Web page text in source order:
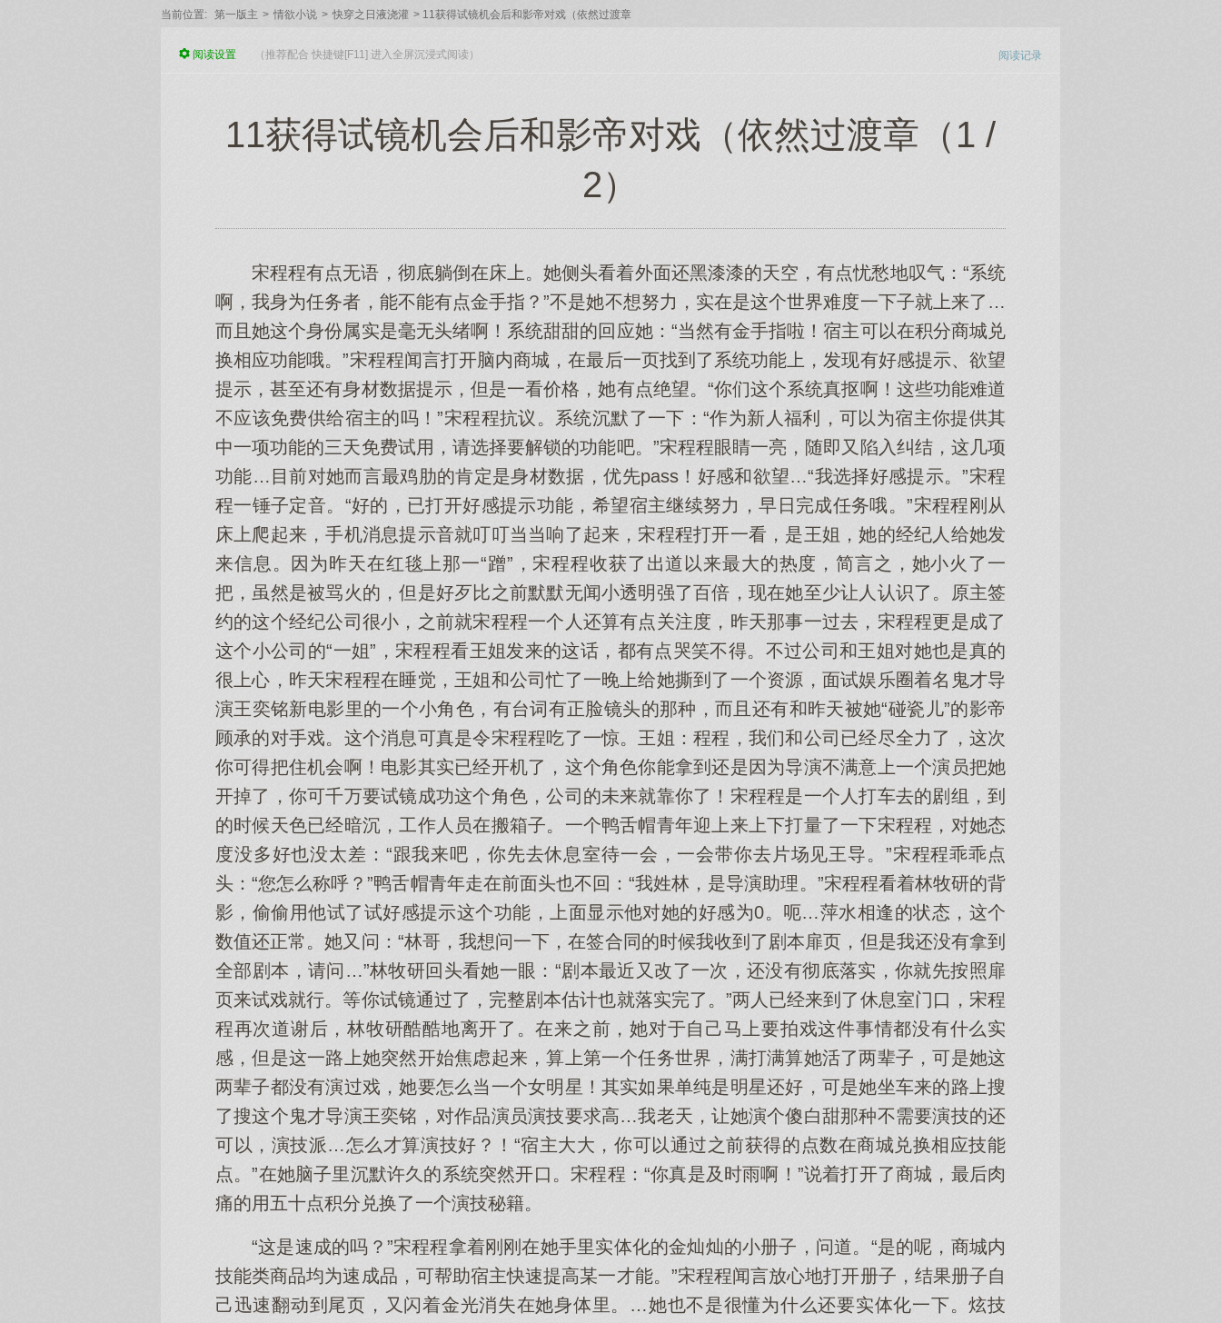
当前位置: 第一版主 > 情欲小说 > 快穿之日液浇灌 > 11获得试镜机会后和影帝对戏（依然过渡章
阅读记录
阅读设置 （推荐配合 快捷键[F11] 进入全屏沉浸式阅读）
11获得试镜机会后和影帝对戏（依然过渡章（1 /
2）
宋程程有点无语，彻底躺倒在床上。她侧头看着外面还黑漆漆的天空，有点忧愁地叹气：“系统
啊，我身为任务者，能不能有点金手指？”不是她不想努力，实在是这个世界难度一下子就上来了…
而且她这个身份属实是毫无头绪啊！系统甜甜的回应她：“当然有金手指啦！宿主可以在积分商城兑
换相应功能哦。”宋程程闻言打开脑内商城，在最后一页找到了系统功能上，发现有好感提示、欲望
提示，甚至还有身材数据提示，但是一看价格，她有点绝望。“你们这个系统真抠啊！这些功能难道
不应该免费供给宿主的吗！”宋程程抗议。系统沉默了一下：“作为新人福利，可以为宿主你提供其
中一项功能的三天免费试用，请选择要解锁的功能吧。”宋程程眼睛一亮，随即又陷入纠结，这几项
功能…目前对她而言最鸡肋的肯定是身材数据，优先pass！好感和欲望…“我选择好感提示。”宋程
程一锤子定音。“好的，已打开好感提示功能，希望宿主继续努力，早日完成任务哦。”宋程程刚从
床上爬起来，手机消息提示音就叮叮当当响了起来，宋程程打开一看，是王姐，她的经纪人给她发
来信息。因为昨天在红毯上那一“蹭”，宋程程收获了出道以来最大的热度，简言之，她小火了一
把，虽然是被骂火的，但是好歹比之前默默无闻小透明强了百倍，现在她至少让人认识了。原主签
约的这个经纪公司很小，之前就宋程程一个人还算有点关注度，昨天那事一过去，宋程程更是成了
这个小公司的“一姐”，宋程程看王姐发来的这话，都有点哭笑不得。不过公司和王姐对她也是真的
很上心，昨天宋程程在睡觉，王姐和公司忙了一晚上给她撕到了一个资源，面试娱乐圈着名鬼才导
演王奕铭新电影里的一个小角色，有台词有正脸镜头的那种，而且还有和昨天被她“碰瓷儿”的影帝
顾承的对手戏。这个消息可真是令宋程程吃了一惊。王姐：程程，我们和公司已经尽全力了，这次
你可得把住机会啊！电影其实已经开机了，这个角色你能拿到还是因为导演不满意上一个演员把她
开掉了，你可千万要试镜成功这个角色，公司的未来就靠你了！宋程程是一个人打车去的剧组，到
的时候天色已经暗沉，工作人员在搬箱子。一个鸭舌帽青年迎上来上下打量了一下宋程程，对她态
度没多好也没太差：“跟我来吧，你先去休息室待一会，一会带你去片场见王导。”宋程程乖乖点
头：“您怎么称呼？”鸭舌帽青年走在前面头也不回：“我姓林，是导演助理。”宋程程看着林牧研的背
影，偷偷用他试了试好感提示这个功能，上面显示他对她的好感为0。呃…萍水相逢的状态，这个
数值还正常。她又问：“林哥，我想问一下，在签合同的时候我收到了剧本扉页，但是我还没有拿到
全部剧本，请问…”林牧研回头看她一眼：“剧本最近又改了一次，还没有彻底落实，你就先按照扉
页来试戏就行。等你试镜通过了，完整剧本估计也就落实完了。”两人已经来到了休息室门口，宋程
程再次道谢后，林牧研酷酷地离开了。在来之前，她对于自己马上要拍戏这件事情都没有什么实
感，但是这一路上她突然开始焦虑起来，算上第一个任务世界，满打满算她活了两辈子，可是她这
两辈子都没有演过戏，她要怎么当一个女明星！其实如果单纯是明星还好，可是她坐车来的路上搜
了搜这个鬼才导演王奕铭，对作品演员演技要求高…我老天，让她演个傻白甜那种不需要演技的还
可以，演技派…怎么才算演技好？！“宿主大大，你可以通过之前获得的点数在商城兑换相应技能
点。”在她脑子里沉默许久的系统突然开口。宋程程：“你真是及时雨啊！”说着打开了商城，最后肉
痛的用五十点积分兑换了一个演技秘籍。
“这是速成的吗？”宋程程拿着刚刚在她手里实体化的金灿灿的小册子，问道。“是的呢，商城内
技能类商品均为速成品，可帮助宿主快速提高某一才能。”宋程程闻言放心地打开册子，结果册子自
己迅速翻动到尾页，又闪着金光消失在她身体里。…她也不是很懂为什么还要实体化一下。炫技